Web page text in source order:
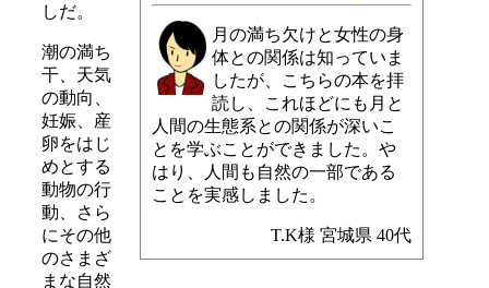
月の満ち欠けと女性の身
体との関係は知っていま
したが、こちらの本を拝
読し、これほどにも月と
人間の生態系との関係が深いこ
とを学ぶことができました。や
はり、人間も自然の一部である
ことを実感しました。
T.K様 宮城県 40代
しだ。
潮の満ち
干、天気
の動向、
妊娠、産
卵をはじ
めとする
動物の行
動、さら
にその他
のさまざ
まな自然